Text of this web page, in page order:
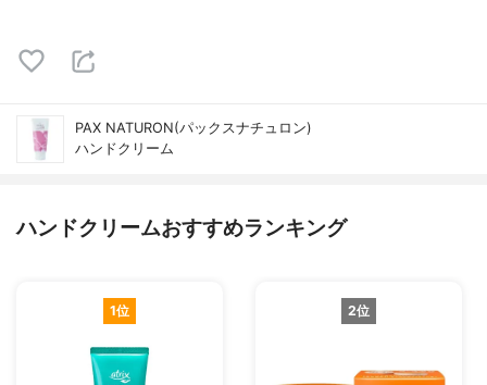
PAX NATURON(パックスナチュロン)
ハンドクリーム
ハンドクリームおすすめランキング
1位 2位